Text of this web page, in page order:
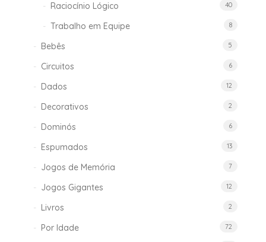
Raciocínio Lógico 40
Trabalho em Equipe 8
Bebês 5
Circuitos 6
Dados 12
Decorativos 2
Dominós 6
Espumados 13
Jogos de Memória 7
Jogos Gigantes 12
Livros 2
Por Idade 72